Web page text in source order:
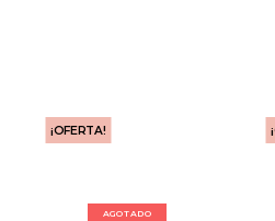
AGOTADO
¡OFERTA!